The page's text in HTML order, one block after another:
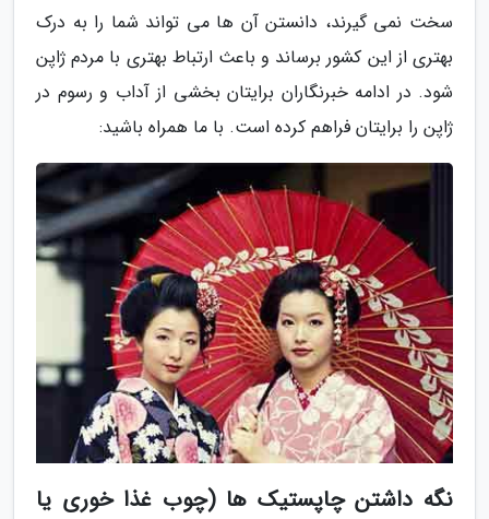
سخت نمی گیرند، دانستن آن ها می تواند شما را به درک
بهتری از این کشور برساند و باعث ارتباط بهتری با مردم ژاپن
شود. در ادامه خبرنگاران برایتان بخشی از آداب و رسوم در
ژاپن را برایتان فراهم کرده است. با ما همراه باشید:
نگه داشتن چاپستیک ها (چوب غذا خوری یا